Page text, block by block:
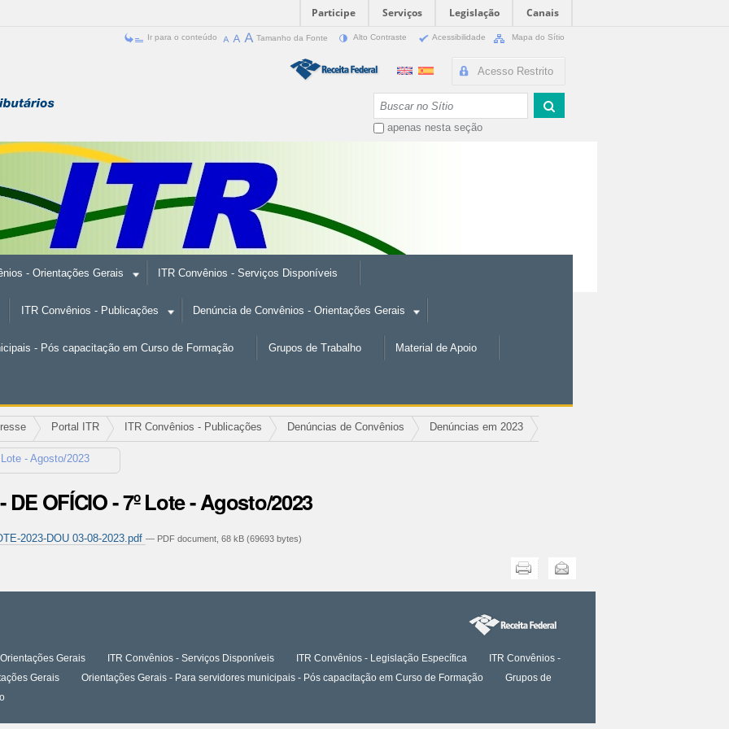
Participe Serviços Legislação
Canais
Ir para o conteúdo Tamanho da Fonte Alto Contraste Acessibilidade Mapa do Sítio
Acesso Restrito
apenas nesta seção
- Orientações Gerais ITR Convênios - Serviços Disponíveis
ITR Convênios - Publicações Denúncia de Convênios - Orientações Gerais
- Pós capacitação em Curso de Formação Grupos de Trabalho Material de Apoio
Portal ITR ITR Convênios - Publicações Denúncias de Convênios Denúncias em 2023
- Agosto/2023
OFÍCIO - 7º Lote - Agosto/2023
2023-DOU 03-08-2023.pdf — PDF document, 68 kB (69693 bytes)
Enviar
Gerais ITR Convênios - Serviços Disponíveis ITR Convênios - Legislação Específica
ITR Convênios -
Gerais Orientações Gerais - Para servidores municipais - Pós capacitação em Curso de Formação
Grupos de